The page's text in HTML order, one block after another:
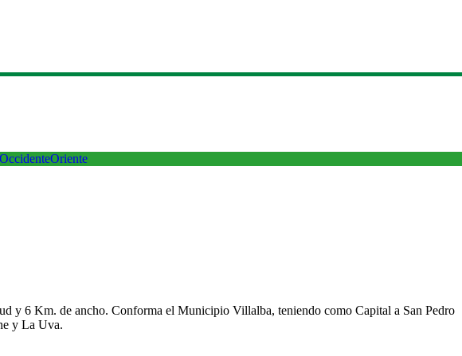
OccidenteOriente
y 6 Km. de ancho. Conforma el Municipio Villalba, teniendo como Capital a San Pedro
y La Uva.